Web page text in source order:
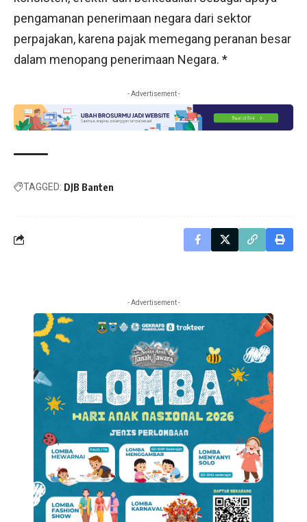
pengamanan penerimaan negara dari sektor
perpajakan, karena pajak memegang peranan besar
dalam menopang penerimaan Negara. *
- Advertisement -
TAGGED: DJB Banten
- Advertisement -